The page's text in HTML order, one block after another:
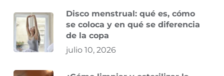
Disco menstrual: qué es, cómo
se coloca y en qué se diferencia
de la copa
julio 10, 2026